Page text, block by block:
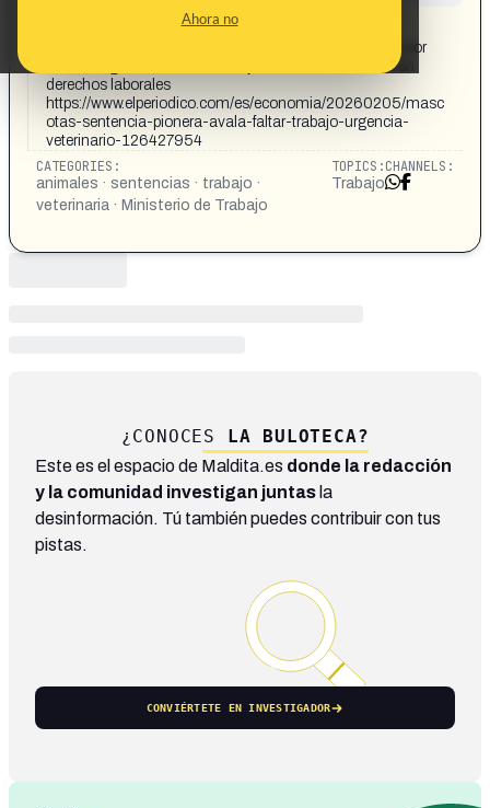
Ahora no
https://www.facebook.com/share/1AVfu6Pezk/ Una
sentencia revolucionaria establece que faltar al trabajo por
una emergencia veterinaria es justificado. Un avance en
derechos laborales
https://www.elperiodico.com/es/economia/20260205/masc
otas-sentencia-pionera-avala-faltar-trabajo-urgencia-
veterinario-126427954
CATEGORIES:
animales · sentencias · trabajo ·
veterinaria · Ministerio de Trabajo
TOPICS:
Trabajo
CHANNELS:
¿CONOCES LA BULOTECA?
Este es el espacio de Maldita.es donde la redacción
y la comunidad investigan juntas la
desinformación. Tú también puedes contribuir con tus
pistas.
CONVIÉRTETE EN INVESTIGADOR